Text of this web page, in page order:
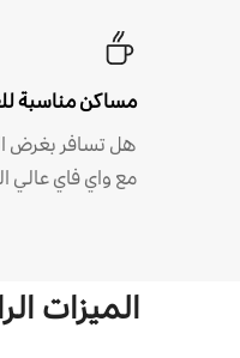
مساكن مناسبة
هل تسافر بغرض
مع واي فاي
الميزات